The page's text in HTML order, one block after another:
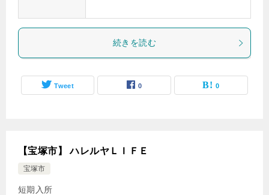
続きを読む
Tweet 0 0
【宝塚市】 ハレルヤＬＩＦＥ
宝塚市
短期入所